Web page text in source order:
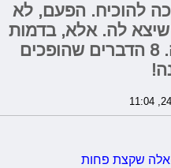
להוכיח. הפעם, לא
לה. אלא, בדמות
האופנתית שיצרה לעצמה. 8 הדברים שהופכים
ואלה שקצת פחות